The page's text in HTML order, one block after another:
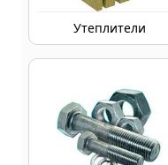
Утеплители